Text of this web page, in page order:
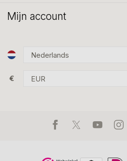
Mijn account
€